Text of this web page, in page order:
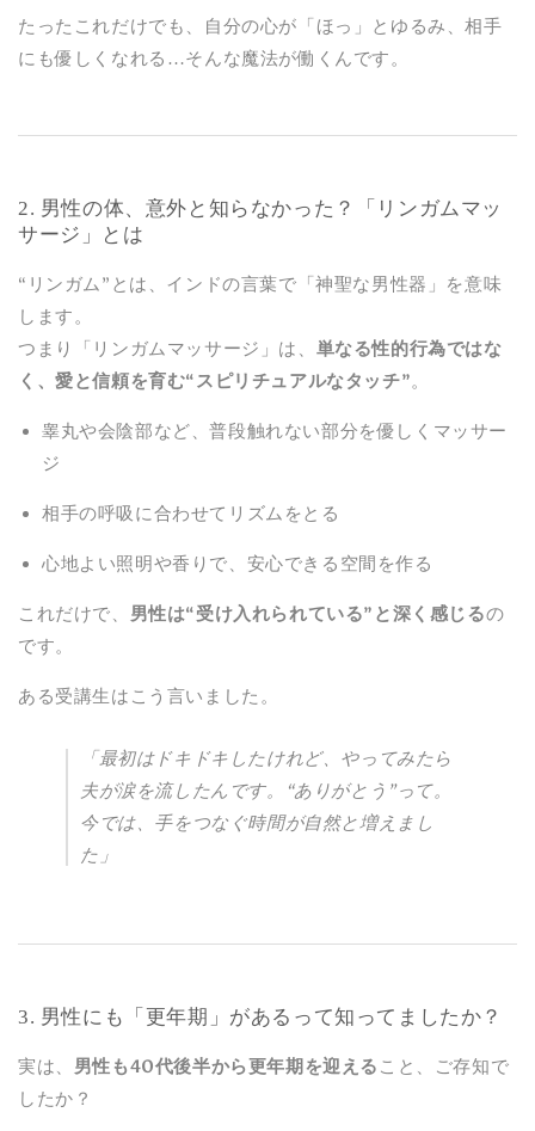
たったこれだけでも、自分の心が「ほっ」とゆるみ、相手
にも優しくなれる…そんな魔法が働くんです。
2. 男性の体、意外と知らなかった？「リンガムマッ
サージ」とは
“リンガム”とは、インドの言葉で「神聖な男性器」を意味
します。
つまり「リンガムマッサージ」は、 単なる性的行為ではな
く、愛と信頼を育む“スピリチュアルなタッチ”。
睾丸や会陰部など、普段触れない部分を優しくマッサー
ジ
相手の呼吸に合わせてリズムをとる
心地よい照明や香りで、安心できる空間を作る
これだけで、 男性は“受け入れられている”と深く感じるの
です。
ある受講生はこう言いました。
「最初はドキドキしたけれど、やってみたら
夫が涙を流したんです。“ありがとう”って。
今では、手をつなぐ時間が自然と増えまし
た」
3. 男性にも「更年期」があるって知ってましたか？
実は、 男性も40代後半から更年期を迎える こと、ご存知で
したか？